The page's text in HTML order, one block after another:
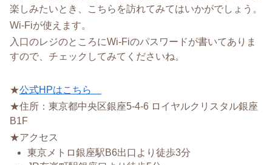
楽しみたいとき、こちらを訪れてみてはいかがでしょう。
Wi-Fiが使えます。
入口のレジのところにWi-Fiのパスワードが書いてありま
すので、チェックしてみてくださいね。
★公式HPはこちら
★住所：東京都中央区銀座5-4-6 ロイヤルクリスタル銀座
B1F
★アクセス
東京メトロ銀座駅B6出口より徒歩3分